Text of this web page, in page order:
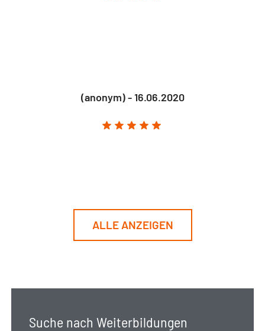
(anonym) - 16.06.2020
ALLE ANZEIGEN
Suche nach Weiterbildungen